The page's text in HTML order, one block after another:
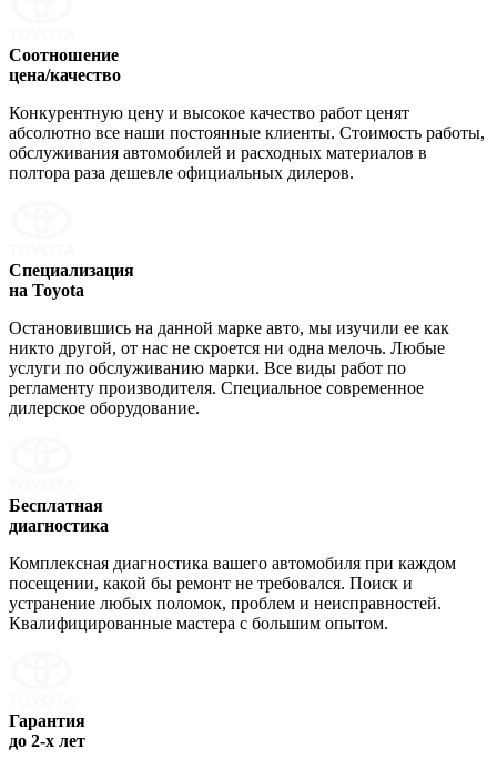
Соотношение
цена/качество
Конкурентную цену и высокое качество работ ценят
абсолютно все наши постоянные клиенты. Стоимость работы,
обслуживания автомобилей и расходных материалов в
полтора раза дешевле официальных дилеров.
Специализация
на Toyota
Остановившись на данной марке авто, мы изучили ее как
никто другой, от нас не скроется ни одна мелочь. Любые
услуги по обслуживанию марки. Все виды работ по
регламенту производителя. Специальное современное
дилерское оборудование.
Бесплатная
диагностика
Комплексная диагностика вашего автомобиля при каждом
посещении, какой бы ремонт не требовался. Поиск и
устранение любых поломок, проблем и неисправностей.
Квалифицированные мастера с большим опытом.
Гарантия
до 2-х лет